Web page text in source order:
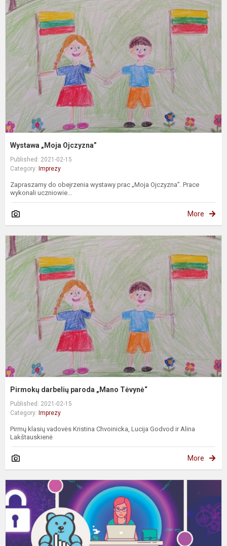
Wystawa „Moja Ojczyzna”
Published: 2021-02-15
Category: Imprezy
Zapraszamy do obejrzenia wystawy prac „Moja Ojczyzna”. Prace
wykonali uczniowie...
More
Pirmokų darbelių paroda „Mano Tėvynė“
Published: 2021-02-15
Category: Imprezy
Pirmų klasių vadovės Kristina Chvoinicka, Lucija Godvod ir Alina
Lakštauskienė
More